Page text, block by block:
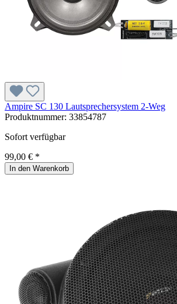
Ampire SC 130 Lautsprechersystem 2-Weg
Produktnummer: 33854787
Sofort verfügbar
99,00 € *
In den Warenkorb